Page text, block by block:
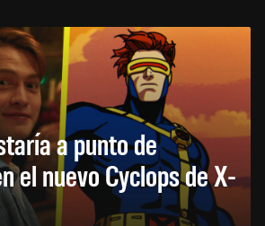
a punto de
el nuevo Cyclops de X-